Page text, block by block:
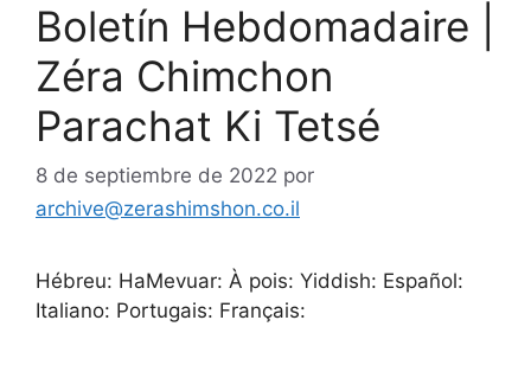
Boletín Hebdomadaire |
Zéra Chimchon
Parachat Ki Tetsé
8 de septiembre de 2022 por
archive@zerashimshon.co.il
Hébreu: HaMevuar: À pois: Yiddish: Español:
Italiano: Portugais: Français: